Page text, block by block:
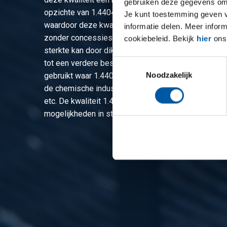
gebruiken deze gegevens
Je kunt toestemming geven
informatie delen. Meer
cookiebeleid. Bekijk hier
Toestemmingsselectie
Noodzakelijk
opzichte van 1.4404 bevat 1.4362 minder nikkel en
waardoor deze kwaliteit een relatief goedkoop
zonder concessies te doen aan weerstand tegen
sterkte kan door diktereductie een
tot een verdere besparing kan leiden. De kwaliteit
gebruikt waar 1.4404 wordt toegepast. Verder
de chemische industrie, levensmiddelenindustrie,
etc. De kwaliteit 1.4362 is vooral verkrijgbaar in
mogelijkheden in staf en buis.